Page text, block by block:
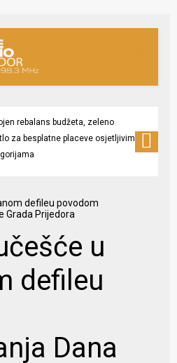
rebalans budžeta, zeleno
za besplatne placeve osjetljivim
u
defileu
Dana